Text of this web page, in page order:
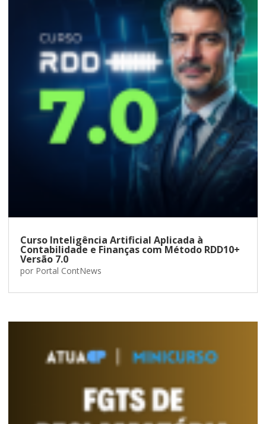
Curso Inteligência Artificial Aplicada à
Contabilidade e Finanças com Método RDD10+
Versão 7.0
por Portal ContNews